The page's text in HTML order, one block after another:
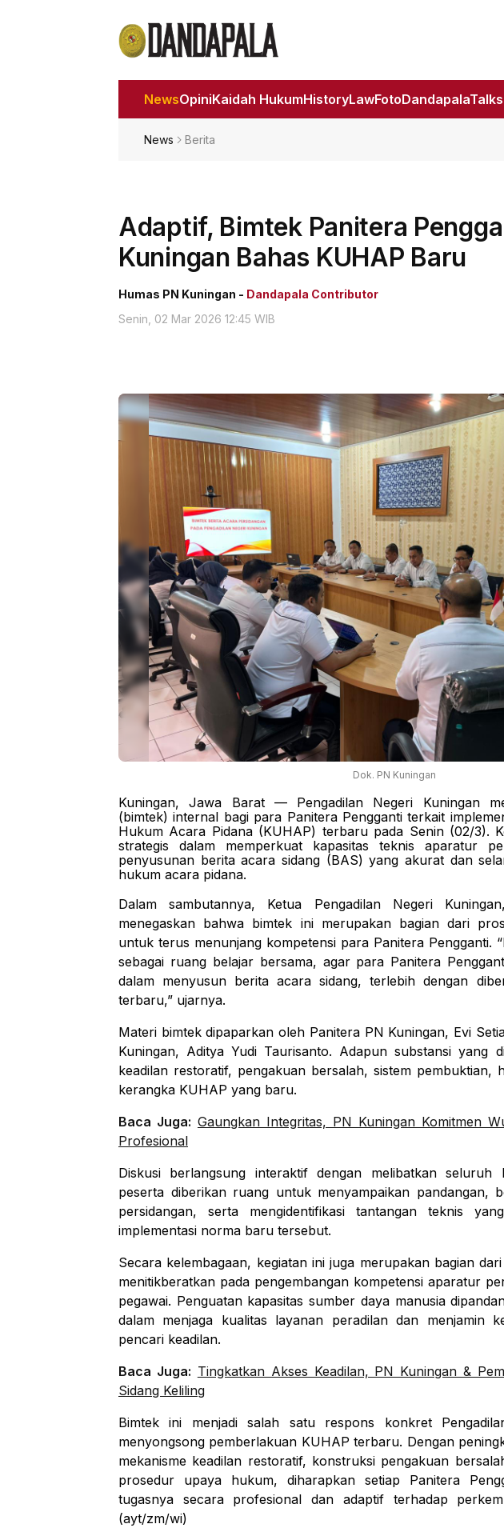
NewsOpiniKaidah HukumHistoryLawFotoDandapalaTalks
News Berita
Adaptif, Bimtek Panitera
Kuningan Bahas KUHAP Baru
Humas PN Kuningan - Dandapala Contributor
Senin, 02 Mar 2026 12:45 WIB
Dok. PN Kuningan
Kuningan, Jawa Barat — Pengadilan Negeri Kuningan
(bimtek) internal bagi para Panitera Pengganti terkait
Hukum Acara Pidana (KUHAP) terbaru pada Senin (02/3).
strategis dalam memperkuat kapasitas teknis aparatur
penyusunan berita acara sidang (BAS) yang akurat dan
hukum acara pidana.
Dalam sambutannya, Ketua Pengadilan Negeri
menegaskan bahwa bimtek ini merupakan bagian dari
untuk terus menunjang kompetensi para Panitera Pengganti.
sebagai ruang belajar bersama, agar para Panitera
dalam menyusun berita acara sidang, terlebih dengan
terbaru,” ujarnya.
Materi bimtek dipaparkan oleh Panitera PN Kuningan, Evi
Kuningan, Aditya Yudi Taurisanto. Adapun substansi yang
keadilan restoratif, pengakuan bersalah, sistem pembuktian,
kerangka KUHAP yang baru.
Baca Juga: Gaungkan Integritas, PN Kuningan Komitmen
Profesional
Diskusi berlangsung interaktif dengan melibatkan seluruh
peserta diberikan ruang untuk menyampaikan pandangan,
persidangan, serta mengidentifikasi tantangan teknis
implementasi norma baru tersebut.
Secara kelembagaan, kegiatan ini juga merupakan bagian
menitikberatkan pada pengembangan kompetensi aparatur
pegawai. Penguatan kapasitas sumber daya manusia
dalam menjaga kualitas layanan peradilan dan menjamin
pencari keadilan.
Baca Juga: Tingkatkan Akses Keadilan, PN Kuningan &
Sidang Keliling
Bimtek ini menjadi salah satu respons konkret
menyongsong pemberlakuan KUHAP terbaru. Dengan
mekanisme keadilan restoratif, konstruksi pengakuan
prosedur upaya hukum, diharapkan setiap Panitera
tugasnya secara profesional dan adaptif terhadap
(ayt/zm/wi)